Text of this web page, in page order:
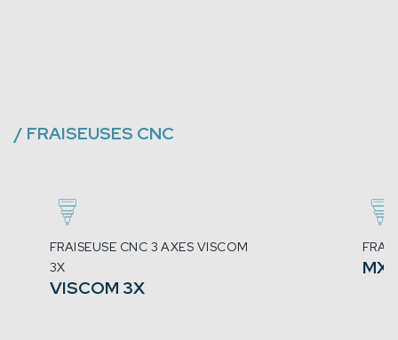
/ FRAISEUSES CNC
FRAISEUSE CNC 3 AXES VISCOM
3X
VISCOM 3X
MX